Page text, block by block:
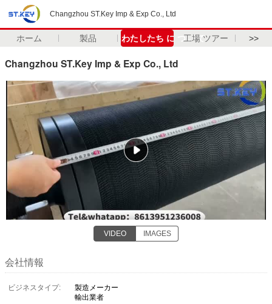
Changzhou ST.Key Imp & Exp Co., Ltd
ホーム 製品 わたしたち に つい て工場 ツアー >>
Changzhou ST.Key Imp & Exp Co., Ltd
VIDEO IMAGES
会社情報
ビジネスタイプ:
製造メーカー
輸出業者